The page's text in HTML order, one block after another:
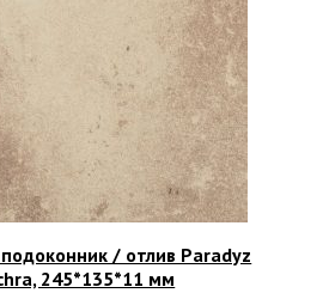
/ отлив Paradyz
245*135*11 мм